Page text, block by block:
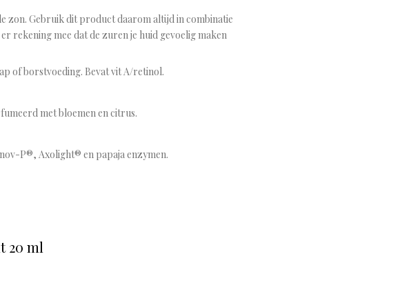
zon. Gebruik dit product daarom altijd in combinatie
rekening mee dat de zuren je huid gevoelig maken
of borstvoeding. Bevat vit A/retinol.
met bloemen en citrus.
P®, Axolight® en papaja enzymen.
20 ml